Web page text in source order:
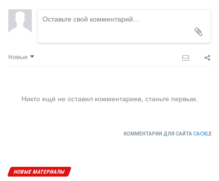
Новые
Никто ещё не оставил комментариев, станьте первым.
КОММЕНТАРИИ ДЛЯ САЙТА CACKLE
НОВЫЕ МАТЕРИАЛЫ